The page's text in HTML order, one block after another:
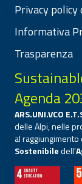
Privacy policy
Informativa
Trasparenza
Agenda
ARS.UNI.VCO
delle Alpi, nelle
al
Sostenibiledell’